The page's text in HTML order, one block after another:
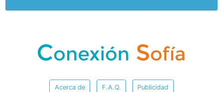
Acerca de F.A.Q. Publicidad